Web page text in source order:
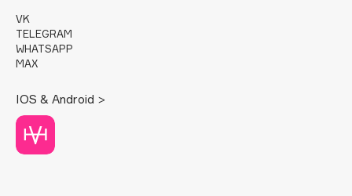
DABO
DARLING*
Davines
Deonica
Dessange
VK
TELEGRAM
WHATSAPP
MAX
IOS & Android >